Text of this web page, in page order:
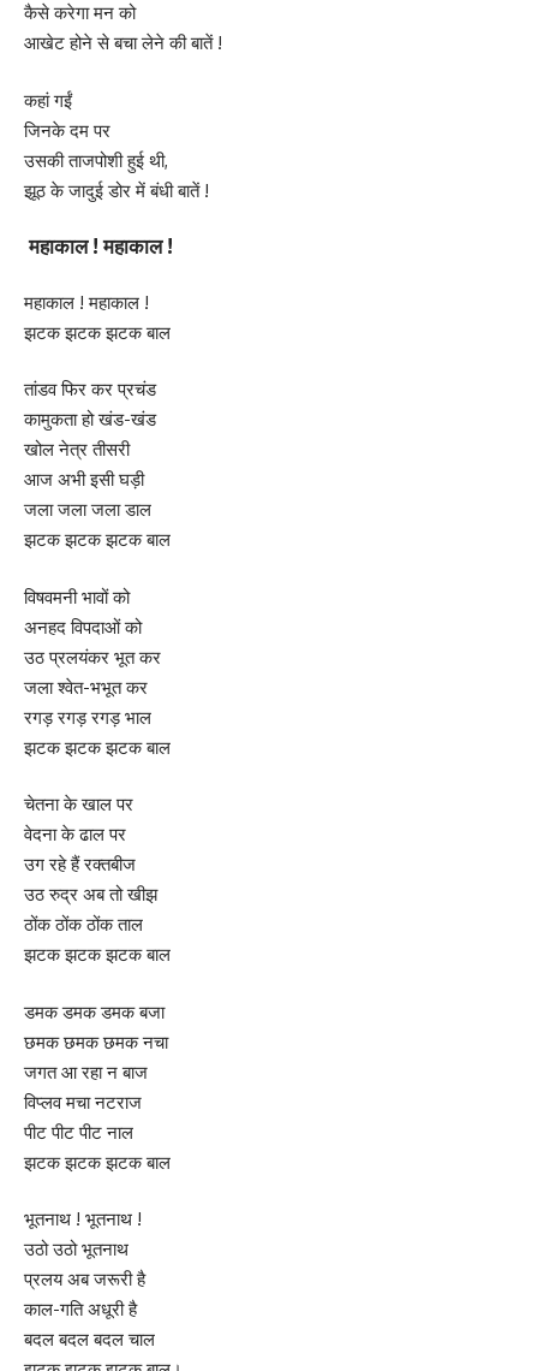
कैसे करेगा मन को
आखेट होने से बचा लेने की बातें !
कहां गईं
जिनके दम पर
उसकी ताजपोशी हुई थी,
झूठ के जादुई डोर में बंधी बातें !
महाकाल ! महाकाल !
महाकाल ! महाकाल !
झटक झटक झटक बाल
तांडव फिर कर प्रचंड
कामुकता हो खंड-खंड
खोल नेत्र तीसरी
आज अभी इसी घड़ी
जला जला जला डाल
झटक झटक झटक बाल
विषवमनी भावों को
अनहद विपदाओं को
उठ प्रलयंकर भूत कर
जला श्वेत-भभूत कर
रगड़ रगड़ रगड़ भाल
झटक झटक झटक बाल
चेतना के खाल पर
वेदना के ढाल पर
उग रहे हैं रक्तबीज
उठ रुद्र अब तो खीझ
ठोंक ठोंक ठोंक ताल
झटक झटक झटक बाल
डमक डमक डमक बजा
छमक छमक छमक नचा
जगत आ रहा न बाज
विप्लव मचा नटराज
पीट पीट पीट नाल
झटक झटक झटक बाल
भूतनाथ ! भूतनाथ !
उठो उठो भूतनाथ
प्रलय अब जरूरी है
काल-गति अधूरी है
बदल बदल बदल चाल